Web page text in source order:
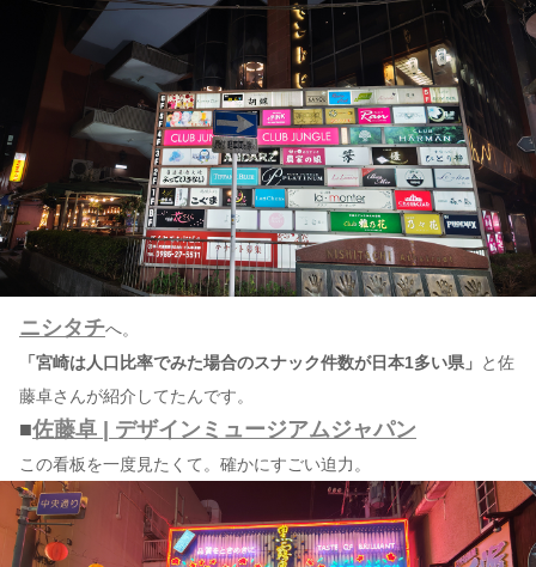
ニシタチへ。
「宮崎は人口比率でみた場合のスナック件数が日本1多い県」 と佐
藤卓さんが紹介してたんです。
■佐藤卓 | デザインミュージアムジャパン
この看板を一度見たくて。確かにすごい迫力。